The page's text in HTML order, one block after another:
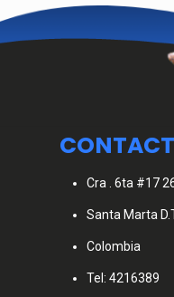
Cra . 6ta #17
Santa Marta
Colombia
Tel: 4216389